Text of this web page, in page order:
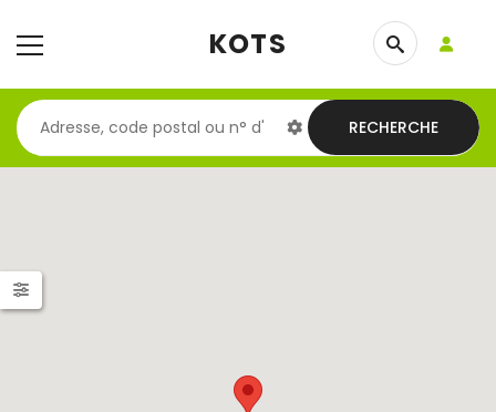
KOTS
RECHERCHE